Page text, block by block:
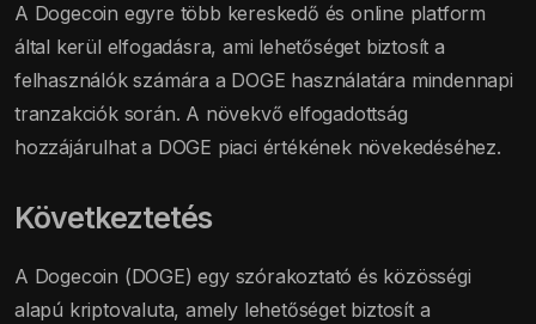
A Dogecoin egyre több kereskedő és online platform
által kerül elfogadásra, ami lehetőséget biztosít a
felhasználók számára a DOGE használatára mindennapi
tranzakciók során. A növekvő elfogadottság
hozzájárulhat a DOGE piaci értékének növekedéséhez.
Következtetés
A Dogecoin (DOGE) egy szórakoztató és közösségi
alapú kriptovaluta, amely lehetőséget biztosít a